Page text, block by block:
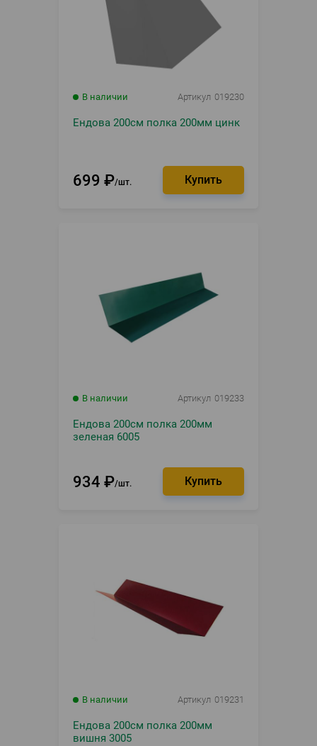
В наличии Артикул 019230
Ендова 200см полка 200мм цинк
699 ₽ шт.
В наличии Артикул 019233
Ендова 200см полка 200мм
зеленая 6005
934 ₽ шт.
В наличии Артикул 019231
Ендова 200см полка 200мм
вишня 3005